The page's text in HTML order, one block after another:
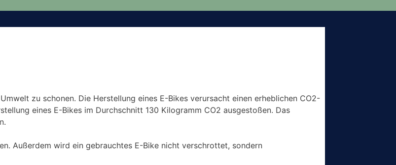
zu schonen. Die Herstellung eines E-Bikes verursacht einen erheblichen CO2-
eines E-Bikes im Durchschnitt 130 Kilogramm CO2 ausgestoßen. Das
Außerdem wird ein gebrauchtes E-Bike nicht verschrottet, sondern